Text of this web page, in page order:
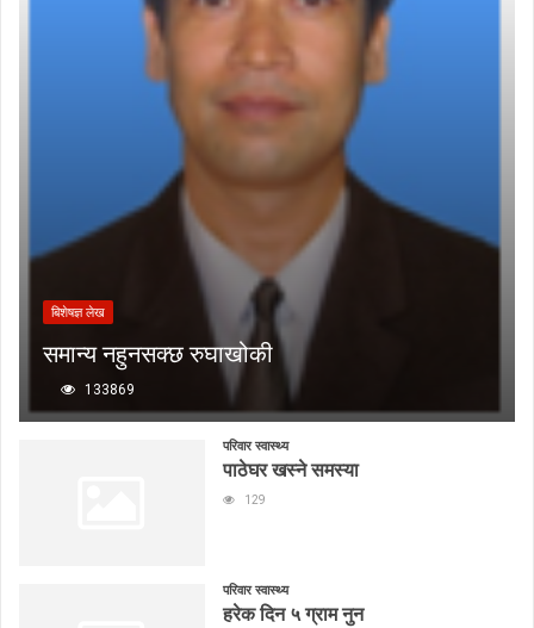
बिशेषज्ञ लेख
समान्य नहुनसक्छ रुघाखोकी
133869
परिवार स्वास्थ्य
पाठेघर खस्ने समस्या
129
परिवार स्वास्थ्य
हरेक दिन ५ ग्राम नुन